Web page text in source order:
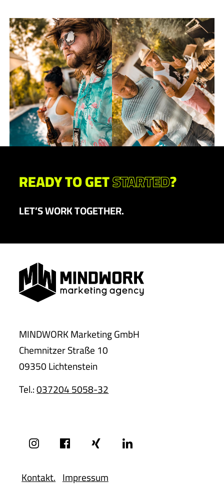
READY TO GETSTARTED?
LET’S WORK TOGETHER.
MINDWORK Marketing GmbH
Chemnitzer Straße 10
09350 Lichtenstein
Tel.:037204 5058-32
Kontakt. Impressum